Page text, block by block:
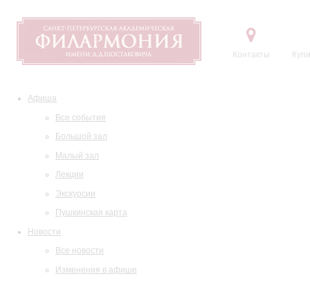
Контакты
Афиша
Все события
Большой зал
Малый зал
Лекции
Экскурсии
Пушкинская карта
Новости
Все новости
Изменения в афише